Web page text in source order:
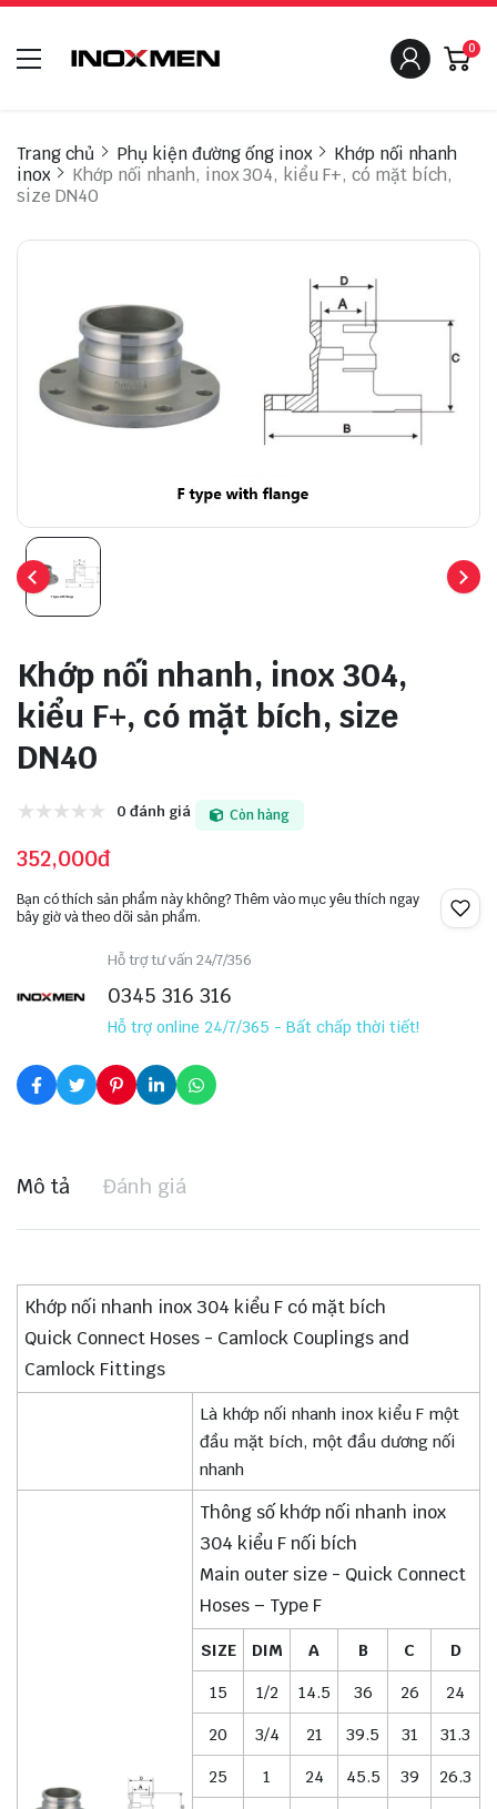
0
Trang chủ Phụ kiện đường ống inox
Khớp nối nhanh
inox
Khớp nối nhanh, inox 304, kiểu F+, có mặt bích,
size DN40
Khớp nối nhanh, inox 304,
kiểu F+, có mặt bích, size
DN40
0 đánh giá Còn hàng
352,000đ
Bạn có thích sản phẩm này không? Thêm vào mục yêu thích ngay
bây giờ và theo dõi sản phẩm.
Hỗ trợ tư vấn 24/7/356
0345 316 316
Hỗ trợ online 24/7/365 - Bất chấp thời tiết!
Mô tả Đánh giá
Khớp nối nhanh inox 304 kiểu F có mặt bích
Quick Connect Hoses - Camlock Couplings and
Camlock Fittings
Là khớp nối nhanh inox kiểu F một
đầu mặt bích, một đầu dương nối
nhanh
Thông số khớp nối nhanh inox
304 kiểu F nối bích
Main outer size - Quick Connect
Hoses – Type F
SIZE DIM A B C
D
15
1/2 14.5 36 26
24
20
3/4 21 39.5 31
31.3
25
1 24 45.5 39 26.3